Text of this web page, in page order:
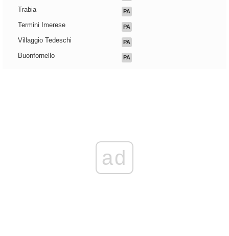
Trabia PA
Termini Imerese PA
Villaggio Tedeschi PA
Buonfornello PA
ad